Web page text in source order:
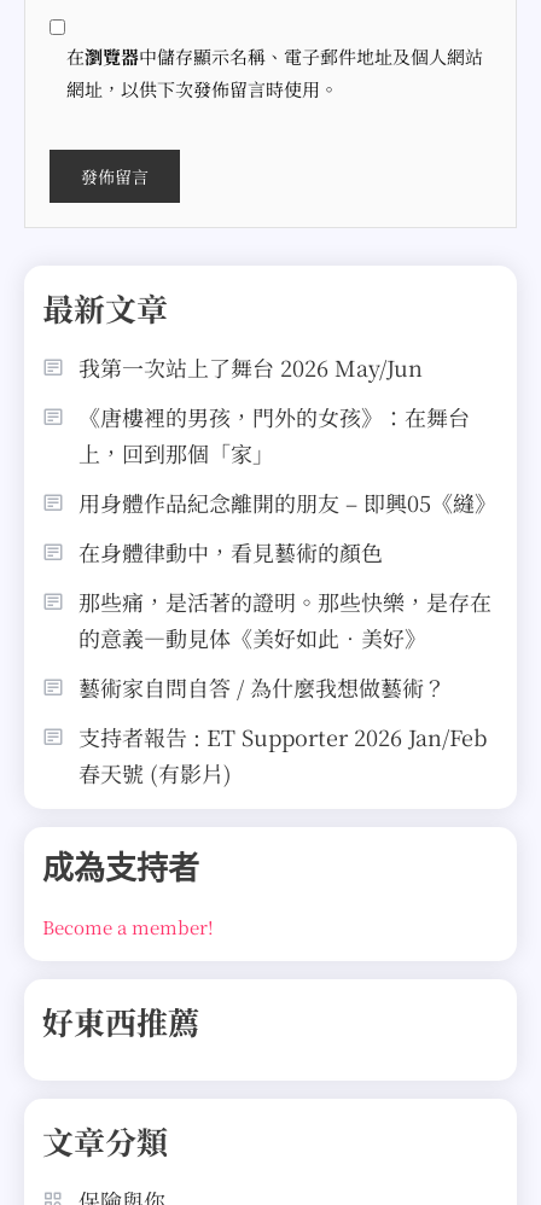
在瀏覽器中儲存顯示名稱、電子郵件地址及個人網站
網址，以供下次發佈留言時使用。
最新文章
我第一次站上了舞台 2026 May/Jun
《唐樓裡的男孩，門外的女孩》：在舞台
上，回到那個「家」
用身體作品紀念離開的朋友 – 即興05《縫》
在身體律動中，看見藝術的顏色
那些痛，是活著的證明。那些快樂，是存在
的意義—動見体《美好如此．美好》
藝術家自問自答 / 為什麼我想做藝術？
支持者報告 : ET Supporter 2026 Jan/Feb
春天號 (有影片)
成為支持者
Become a member!
好東西推薦
文章分類